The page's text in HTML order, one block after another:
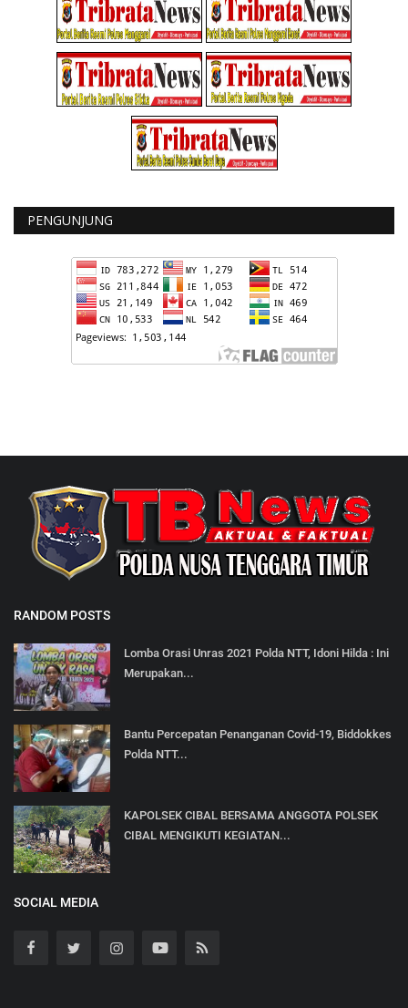
PENGUNJUNG
RANDOM POSTS
Lomba Orasi Unras 2021 Polda NTT, Idoni Hilda : Ini
Merupakan...
Bantu Percepatan Penanganan Covid-19, Biddokkes
Polda NTT...
KAPOLSEK CIBAL BERSAMA ANGGOTA POLSEK
CIBAL MENGIKUTI KEGIATAN...
SOCIAL MEDIA